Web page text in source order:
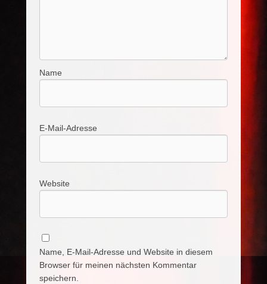
Name
E-Mail-Adresse
Website
Name, E-Mail-Adresse und Website in diesem
Browser für meinen nächsten Kommentar
speichern.